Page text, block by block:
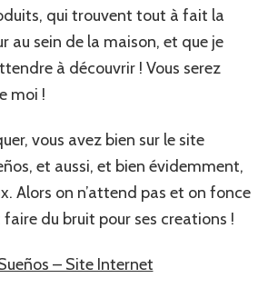
qui trouvent tout à fait la
au sein de la maison, et que je
à découvrir ! Vous serez
moi !
vous avez bien sur le site
et aussi, et bien évidemment,
Alors on n’attend pas et on fonce
du bruit pour ses creations !
– Site Internet